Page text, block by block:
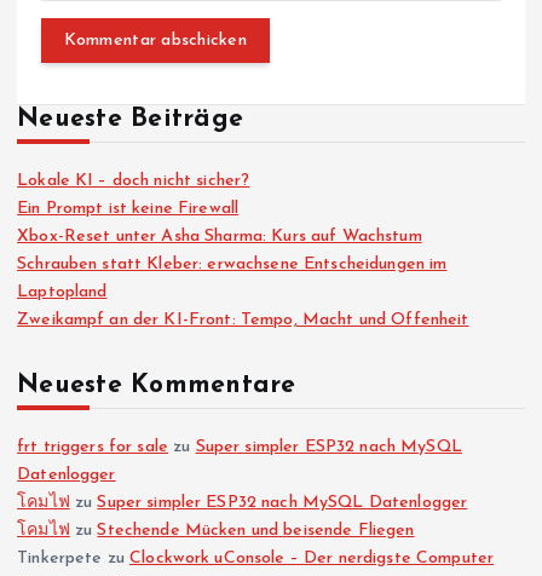
Neueste Beiträge
Lokale KI – doch nicht sicher?
Ein Prompt ist keine Firewall
Xbox-Reset unter Asha Sharma: Kurs auf Wachstum
Schrauben statt Kleber: erwachsene Entscheidungen im
Laptopland
Zweikampf an der KI-Front: Tempo, Macht und Offenheit
Neueste Kommentare
frt triggers for sale zu Super simpler ESP32 nach MySQL
Datenlogger
โคมไฟ zuSuper simpler ESP32 nach MySQL Datenlogger
โคมไฟ zuStechende Mücken und beisende Fliegen
Tinkerpete zuClockwork uConsole – Der nerdigste Computer